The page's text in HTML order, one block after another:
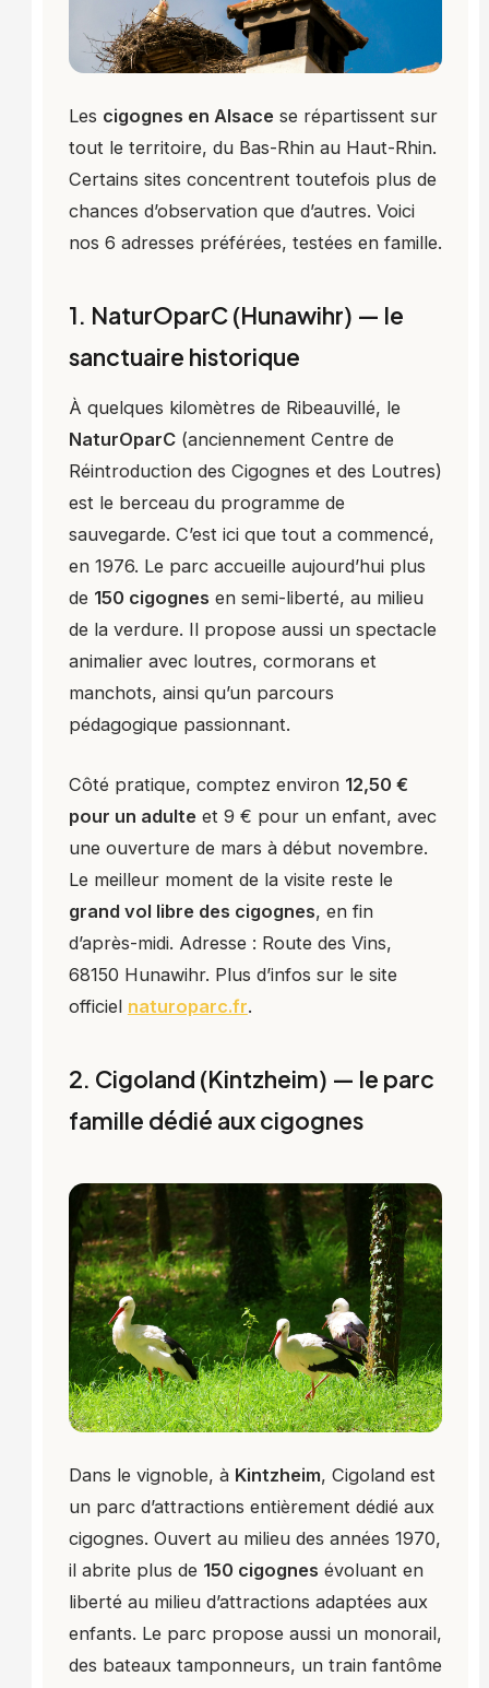
Les cigognes en Alsace se répartissent sur
tout le territoire, du Bas-Rhin au Haut-Rhin.
Certains sites concentrent toutefois plus de
chances d’observation que d’autres. Voici
nos 6 adresses préférées, testées en famille.
1. NaturOparC (Hunawihr) — le
sanctuaire historique
À quelques kilomètres de Ribeauvillé, le
NaturOparC(anciennement Centre de
Réintroduction des Cigognes et des Loutres)
est le berceau du programme de
sauvegarde. C’est ici que tout a commencé,
en 1976. Le parc accueille aujourd’hui plus
de 150 cigognes en semi-liberté, au milieu
de la verdure. Il propose aussi un spectacle
animalier avec loutres, cormorans et
manchots, ainsi qu’un parcours
pédagogique passionnant.
Côté pratique, comptez environ 12,50 €
pour un adulte et 9 € pour un enfant, avec
une ouverture de mars à début novembre.
Le meilleur moment de la visite reste le
grand vol libre des cigognes, en fin
d’après-midi. Adresse : Route des Vins,
68150 Hunawihr. Plus d’infos sur le site
officiel naturoparc.fr.
2. Cigoland (Kintzheim) — le parc
famille dédié aux cigognes
Dans le vignoble, à Kintzheim, Cigoland est
un parc d’attractions entièrement dédié aux
cigognes. Ouvert au milieu des années 1970,
il abrite plus de 150 cigognes évoluant en
liberté au milieu d’attractions adaptées aux
enfants. Le parc propose aussi un monorail,
des bateaux tamponneurs, un train fantôme